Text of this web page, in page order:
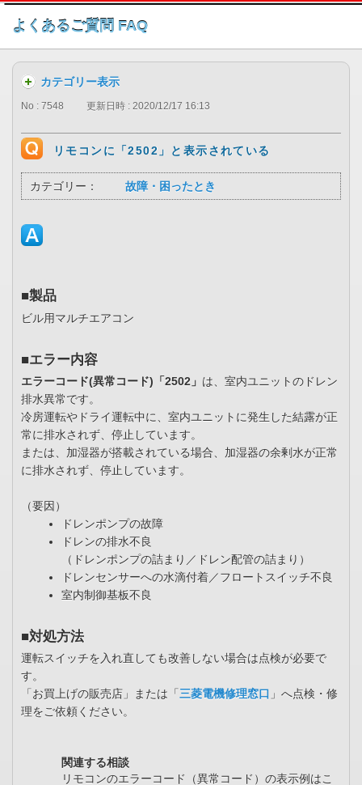
このページの本文へ
よくあるご質問 FAQ
カテゴリー表示
No : 7548 更新日時 : 2020/12/17 16:13
リモコンに「2502」と表示されている
カテゴリー： 故障・困ったとき
■製品
ビル用マルチエアコン
■エラー内容
エラーコード(異常コード)「2502」 は、室内ユニットのドレン
排水異常です。
冷房運転やドライ運転中に、室内ユニットに発生した結露が正
常に排水されず、停止しています。
または、加湿器が搭載されている場合、加湿器の余剰水が正常
に排水されず、停止しています。
（要因）
ドレンポンプの故障
ドレンの排水不良
（ドレンポンプの詰まり／ドレン配管の詰まり）
ドレンセンサーへの水滴付着／フロートスイッチ不良
室内制御基板不良
■対処方法
運転スイッチを入れ直しても改善しない場合は点検が必要で
す。
「お買上げの販売店」または「 三菱電機修理窓口 」へ点検・修
理をご依頼ください。
関連する相談
リモコンのエラーコード（異常コード）の表示例はこ